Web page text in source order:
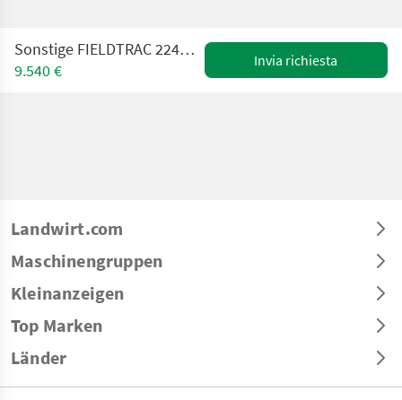
Sonstige FIELDTRAC 224D mit Rasenbereifung & Allrad – NEU
9.540 €
Invia richiesta
Landwirt.com
Maschinengruppen
Kleinanzeigen
Top Marken
Länder